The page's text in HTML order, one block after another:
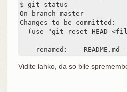
$ git status
On branch master
Changes to be committed:
(use "git reset HEAD
renamed:    README.md
Vidite lahko, da so bile